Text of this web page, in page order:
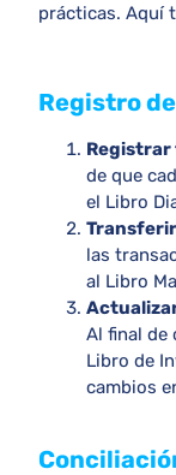
prácticas. Aquí
Registro
Registrar
de que
el Libro
las
al Libro
Al final de
Libro de
cambios